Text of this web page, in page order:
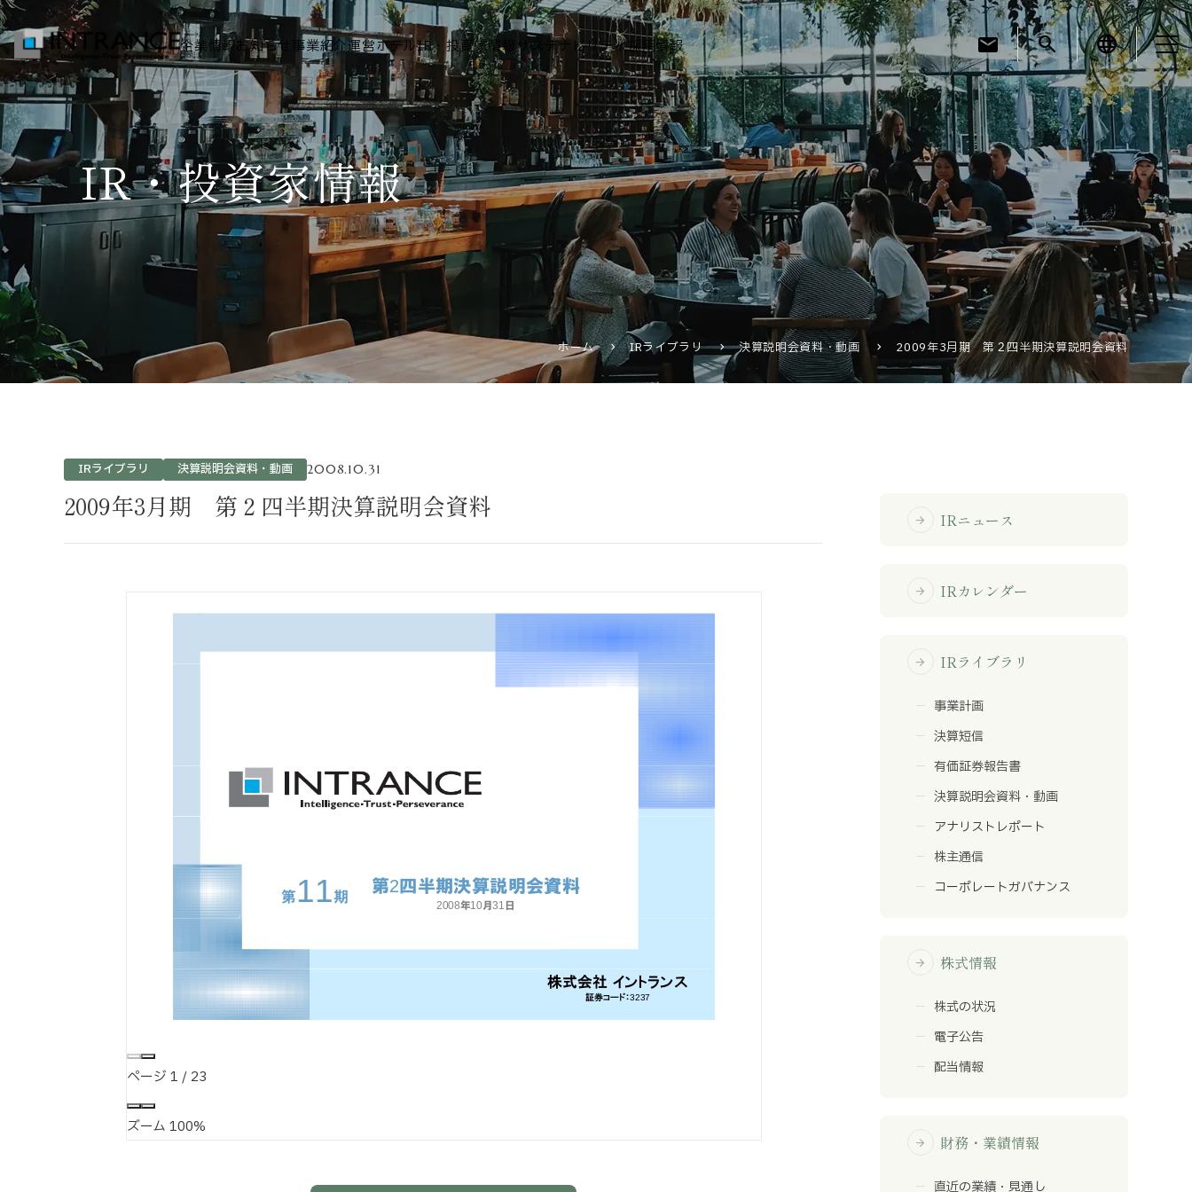
企業情報お知らせ 事業紹介運営ホテルIR・投資家情報 サステナビリティ採用情報 mail search language
トップ
企業情報
会社概要
代表者挨拶
グループ一覧
経営理念
事業紹介
投資事業
インバウンド送客事業
運営ホテル
IR・投資家情報
IRニュース
IRカレンダー
IRライブラリ
株式情報
財務・業績情報
IRイベント
お知らせ
お役立ちコラム
採用情報
お問い合わせ
IR・投資家情報
ホーム IRライブラリ 決算説明会資料・動画 2009年3月期 第２四半期決算説明会資料
IRライブラリ 決算説明会資料・動画 2008.10.31
2009年3月期 第２四半期決算説明会資料
ページ 1 / 23
ズーム 100%
arrow_forward IRニュース
arrow_forward IRカレンダー
arrow_forward IRライブラリ
事業計画
決算短信
有価証券報告書
決算説明会資料・動画
アナリストレポート
株主通信
コーポレートガバナンス
arrow_forward 株式情報
株式の状況
電子公告
配当情報
arrow_forward 財務・業績情報
直近の業績・見通し